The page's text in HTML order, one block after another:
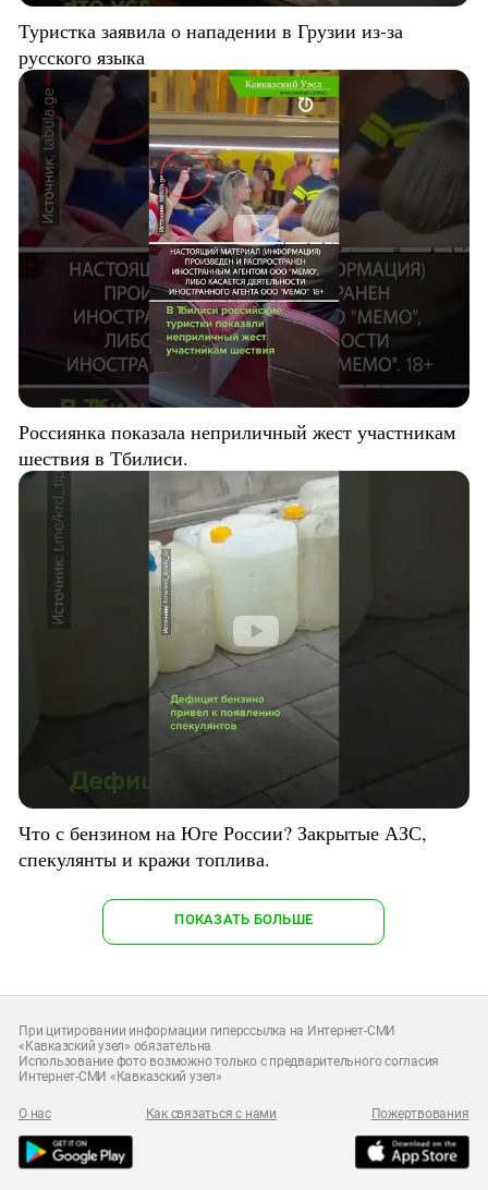
Туристка заявила о нападении в Грузии из-за
русского языка
Россиянка показала неприличный жест участникам
шествия в Тбилиси.
Что с бензином на Юге России? Закрытые АЗС,
спекулянты и кражи топлива.
ПОКАЗАТЬ БОЛЬШЕ
При цитировании информации гиперссылка на Интернет-СМИ
«Кавказский узел» обязательна
Использование фото возможно только с предварительного согласия
Интернет-СМИ «Кавказский узел»
О нас Как связаться с нами Пожертвования